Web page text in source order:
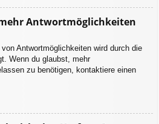
Antwortmöglichkeiten
Antwortmöglichkeiten wird durch die
Wenn du glaubst, mehr
zu benötigen, kontaktiere einen